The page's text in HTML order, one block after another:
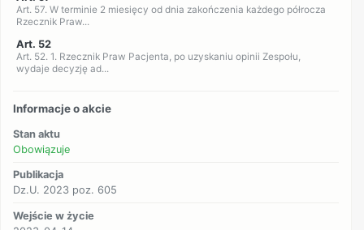
Art. 57. W terminie 2 miesięcy od dnia zakończenia każdego półrocza
Rzecznik Praw...
Art. 52
Art. 52. 1. Rzecznik Praw Pacjenta, po uzyskaniu opinii Zespołu,
wydaje decyzję ad...
Informacje o akcie
Stan aktu
Obowiązuje
Publikacja
Dz.U. 2023 poz. 605
Wejście w życie